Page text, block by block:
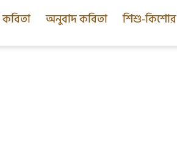
কবিতা অনুবাদ কবিতা শিশু-কিশোর